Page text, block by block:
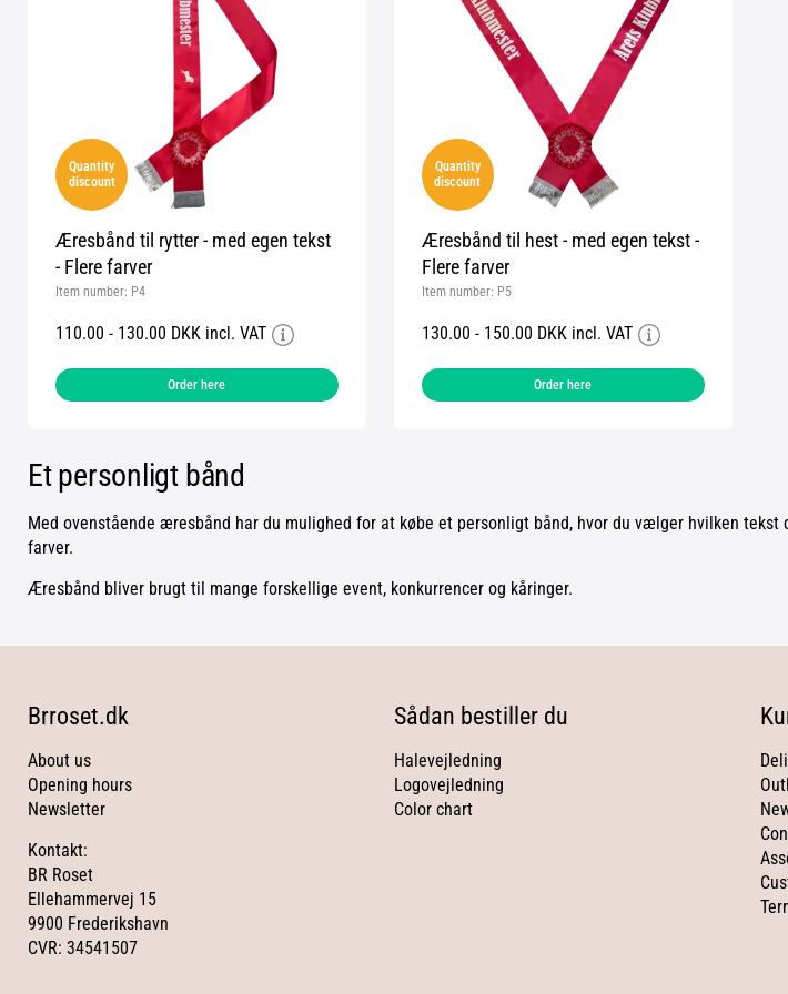
Quantity
discount
Æresbånd til rytter - med egen tekst
- Flere farver
Item number: P4
110.00 - 130.00 DKK incl. VAT
Order here
Quantity
discount
Æresbånd til hest - med egen tekst -
Flere farver
Item number: P5
130.00 - 150.00 DKK incl. VAT
Order here
Et personligt bånd
Med ovenstående æresbånd har du mulighed for at købe et personligt bånd, hvor du vælger hvilken
farver.
Æresbånd bliver brugt til mange forskellige event, konkurrencer og kåringer.
Brroset.dk
About us
Opening hours
Newsletter
Kontakt:
BR Roset
Ellehammervej 15
9900 Frederikshavn
CVR: 34541507
Sådan bestiller du
Halevejledning
Logovejledning
Color chart